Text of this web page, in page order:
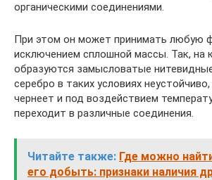
органическими соединениями.
При этом он может принимать любую
исключением сплошной массы. Так, на
образуются замысловатые
серебро в таких условиях
чернеет и под воздействием
переходит в различные соединения.
Читайте также: Где можно
его добыть: признаки наличия